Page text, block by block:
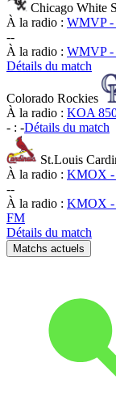
Chicago White
À la radio : WMVP -
--
À la radio : WMVP -
Détails du match
Colorado Rockies
À la radio : KOA
- : -Détails du match
St.Louis
À la radio : KMOX -
--
À la radio : KMOX -
FM
Détails du match
Matchs actuels